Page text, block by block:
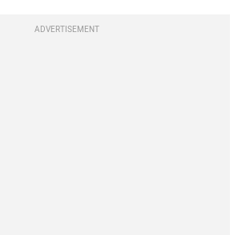
ADVERTISEMENT